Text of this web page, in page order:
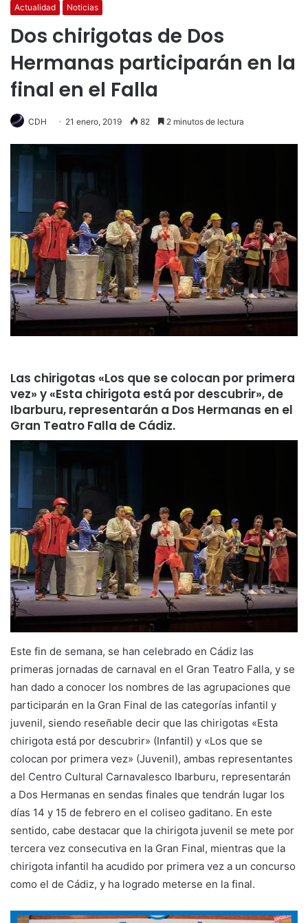
Actualidad Noticias
Dos chirigotas de Dos
Hermanas participarán en la
final en el Falla
CDH 21 enero, 2019 82 2 minutos de lectura
Las chirigotas «Los que se colocan por primera
vez» y «Esta chirigota está por descubrir», de
Ibarburu, representarán a Dos Hermanas en el
Gran Teatro Falla de Cádiz.
Este fin de semana, se han celebrado en Cádiz las
primeras jornadas de carnaval en el Gran Teatro Falla, y se
han dado a conocer los nombres de las agrupaciones que
participarán en la Gran Final de las categorías infantil y
juvenil, siendo reseñable decir que las chirigotas «Esta
chirigota está por descubrir» (Infantil) y «Los que se
colocan por primera vez» (Juvenil), ambas representantes
del Centro Cultural Carnavalesco Ibarburu, representarán
a Dos Hermanas en sendas finales que tendrán lugar los
días 14 y 15 de febrero en el coliseo gaditano. En este
sentido, cabe destacar que la chirigota juvenil se mete por
tercera vez consecutiva en la Gran Final, mientras que la
chirigota infantil ha acudido por primera vez a un concurso
como el de Cádiz, y ha logrado meterse en la final.